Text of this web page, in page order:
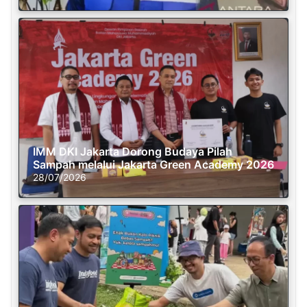
IMM DKI Jakarta Dorong Budaya Pilah
Sampah melalui Jakarta Green Academy 2026
28/07/2026